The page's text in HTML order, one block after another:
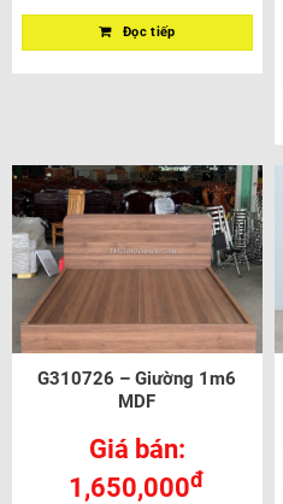
Đọc tiếp
G310726 – Giường 1m6
MDF
Giá bán:
1,650,000đ